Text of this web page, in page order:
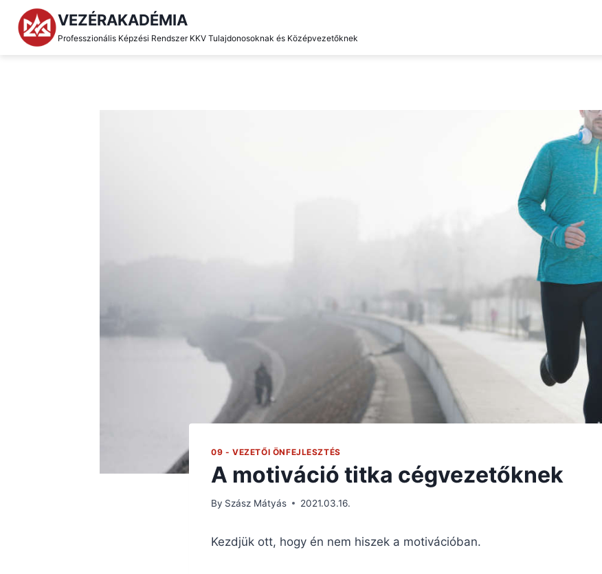
content
VEZÉRAKADÉMIA
Professzionális Képzési Rendszer KKV Tulajdonosoknak és Középvezetőknek
09 - VEZETŐI ÖNFEJLESZTÉS
A motiváció titka cégvezetőknek
By Szász Mátyás 2021.03.16.
Kezdjük ott, hogy én nem hiszek a motivációban.